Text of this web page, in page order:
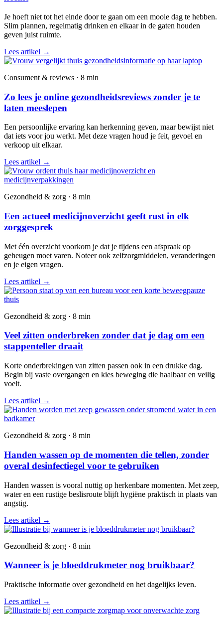
Je hoeft niet tot het einde door te gaan om een mooie dag te hebben.
Slim plannen, regelmatig drinken en elkaar in de gaten houden
geven juist ruimte.
Lees artikel →
Consument & reviews · 8 min
Zo lees je online gezondheidsreviews zonder je te
laten meeslepen
Een persoonlijke ervaring kan herkenning geven, maar bewijst niet
dat iets voor jou werkt. Met deze vragen houd je feit, gevoel en
verkoop uit elkaar.
Lees artikel →
Gezondheid & zorg · 8 min
Een actueel medicijnoverzicht geeft rust in elk
zorggesprek
Met één overzicht voorkom je dat je tijdens een afspraak op
geheugen moet varen. Noteer ook zelfzorgmiddelen, veranderingen
en je eigen vragen.
Lees artikel →
Gezondheid & zorg · 8 min
Veel zitten onderbreken zonder dat je dag om een
stappenteller draait
Korte onderbrekingen van zitten passen ook in een drukke dag.
Begin bij vaste overgangen en kies beweging die haalbaar en veilig
voelt.
Lees artikel →
Gezondheid & zorg · 8 min
Handen wassen op de momenten die tellen, zonder
overal desinfectiegel voor te gebruiken
Handen wassen is vooral nuttig op herkenbare momenten. Met zeep,
water en een rustige beslisroute blijft hygiëne praktisch in plaats van
angstig.
Lees artikel →
Gezondheid & zorg · 8 min
Wanneer is je bloeddrukmeter nog bruikbaar?
Praktische informatie over gezondheid en het dagelijks leven.
Lees artikel →